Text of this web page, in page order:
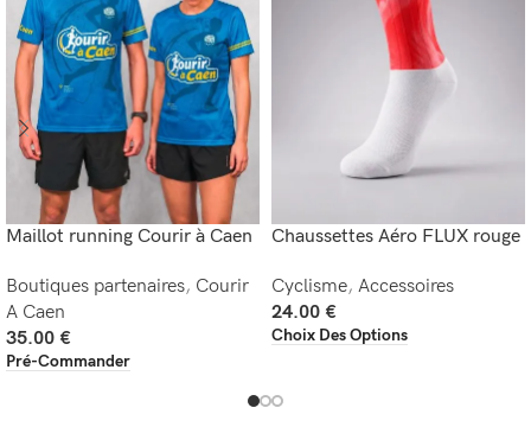
Maillot running Courir à Caen
Boutiques partenaires, Courir
A Caen
35.00 €
Pré-Commander
Chaussettes Aéro FLUX rouge
Cyclisme, Accessoires
24.00 €
Choix Des Options